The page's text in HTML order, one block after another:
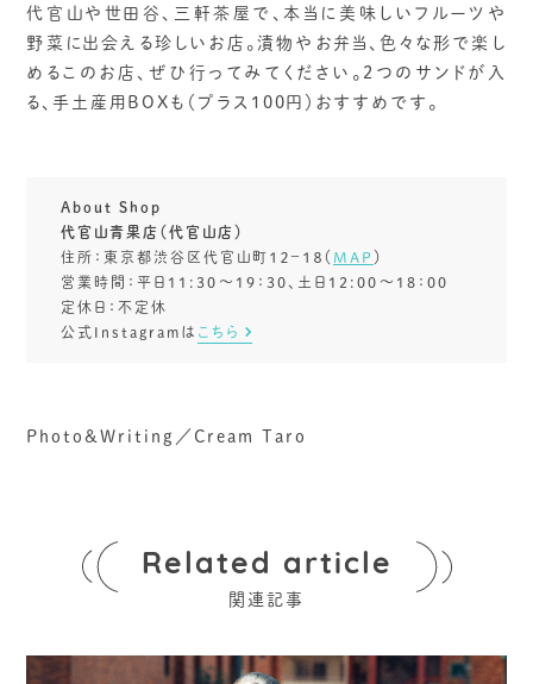
代官山や世田谷、三軒茶屋で、本当に美味しいフルーツや
野菜に出会える珍しいお店。漬物やお弁当、色々な形で楽し
めるこのお店、ぜひ行ってみてください。2つのサンドが入
る、手土産用BOXも（プラス100円）おすすめです。
About Shop
代官山青果店（代官山店）
住所：東京都渋谷区代官山町１２−１８（ MAP ）
営業時間：平日11:30～19：30、土日12:00～18：00
定休日：不定休
公式Instagramは こちら
Photo&Writing／Cream Taro
Related article
関連記事